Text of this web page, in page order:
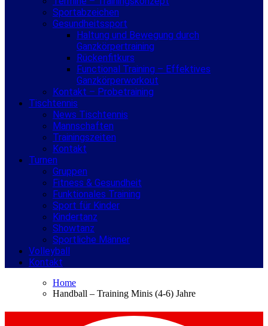
Sportabzeichen
Gesundheitssport
Haltung und Bewegung durch
Ganzkörpertraining
Rückenfitkurs
Functional Training – Effektives
Ganzkörperworkout
Kontakt – Probetraining
Tischtennis
News Tischtennis
Mannschaften
Trainingszeiten
Kontakt
Turnen
Gruppen
Fitness & Gesundheit
Funktionales Training
Sport für Kinder
Kindertanz
Showtanz
Sportliche Männer
Volleyball
Kontakt
Home
Handball – Training Minis (4-6) Jahre